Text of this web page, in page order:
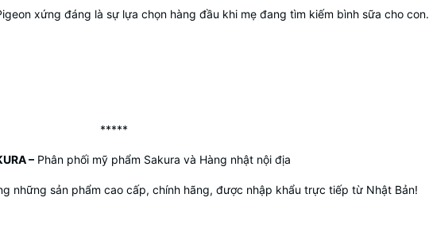
xứng đáng là sự lựa chọn hàng đầu khi mẹ đang tìm kiếm bình sữa cho con.
*****
–Phân phối mỹ phẩm Sakura và Hàng nhật nội địa
những sản phẩm cao cấp, chính hãng, được nhập khẩu trực tiếp từ Nhật Bản!